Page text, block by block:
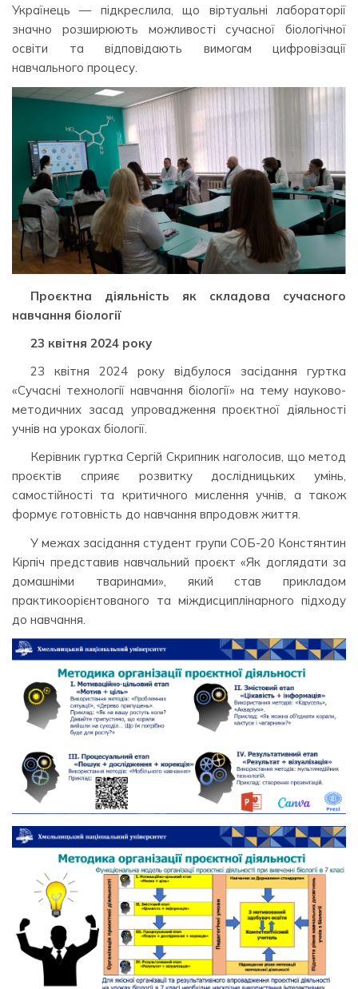
Українець — підкреслила, що віртуальні лабораторії
значно розширюють можливості сучасної біологічної
освіти та відповідають вимогам цифровізації
навчального процесу.
Проєктна діяльність як складова сучасного
навчання біології
23 квітня 2024 року
23 квітня 2024 року відбулося засідання гуртка
«Сучасні технології навчання біології» на тему науково-
методичних засад упровадження проєктної діяльності
учнів на уроках біології.
Керівник гуртка Сергій Скрипник наголосив, що метод
проєктів сприяє розвитку дослідницьких умінь,
самостійності та критичного мислення учнів, а також
формує готовність до навчання впродовж життя.
У межах засідання студент групи СОБ-20 Констянтин
Кірпіч представив навчальний проєкт «Як доглядати за
домашніми тваринами», який став прикладом
практикоорієнтованого та міждисциплінарного підходу
до навчання.